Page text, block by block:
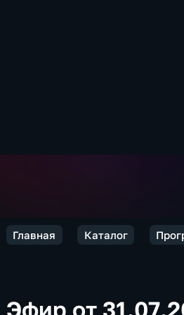
Главная Каталог
Эфир от